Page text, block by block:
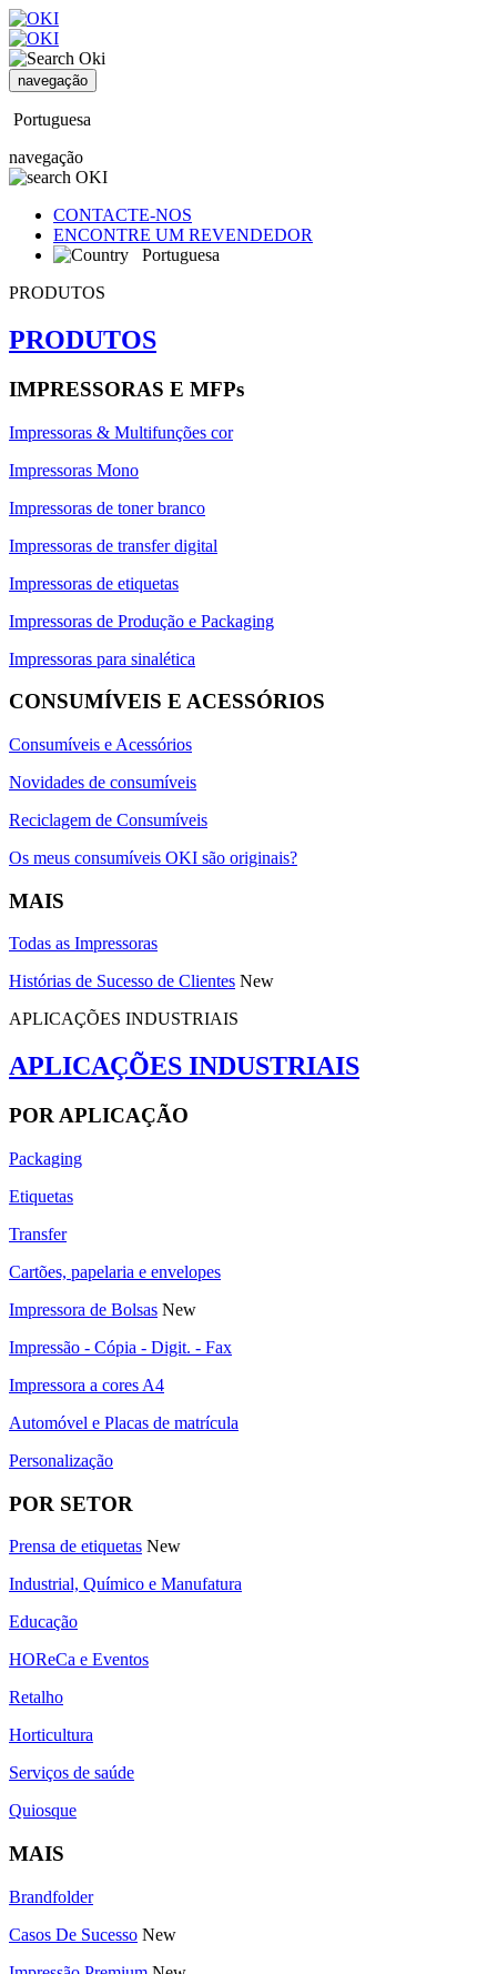
navegação
Portuguesa
navegação
CONTACTE-NOS
ENCONTRE UM REVENDEDOR
Portuguesa
PRODUTOS
PRODUTOS
IMPRESSORAS E MFPs
Impressoras & Multifunções cor
Impressoras Mono
Impressoras de toner branco
Impressoras de transfer digital
Impressoras de etiquetas
Impressoras de Produção e Packaging
Impressoras para sinalética
CONSUMÍVEIS E ACESSÓRIOS
Consumíveis e Acessórios
Novidades de consumíveis
Reciclagem de Consumíveis
Os meus consumíveis OKI são originais?
MAIS
Todas as Impressoras
Histórias de Sucesso de Clientes New
APLICAÇÕES INDUSTRIAIS
APLICAÇÕES INDUSTRIAIS
POR APLICAÇÃO
Packaging
Etiquetas
Transfer
Cartões, papelaria e envelopes
Impressora de Bolsas New
Impressão - Cópia - Digit. - Fax
Impressora a cores A4
Automóvel e Placas de matrícula
Personalização
POR SETOR
Prensa de etiquetas New
Industrial, Químico e Manufatura
Educação
HOReCa e Eventos
Retalho
Horticultura
Serviços de saúde
Quiosque
MAIS
Brandfolder
Casos De Sucesso New